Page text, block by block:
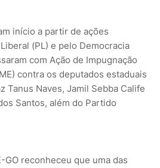
início a partir de ações
(PL) e pelo Democracia
com Ação de Impugnação
contra os deputados estaduais
Tanus Naves, Jamil Sebba Calife
Santos, além do Partido
GO reconheceu que uma das